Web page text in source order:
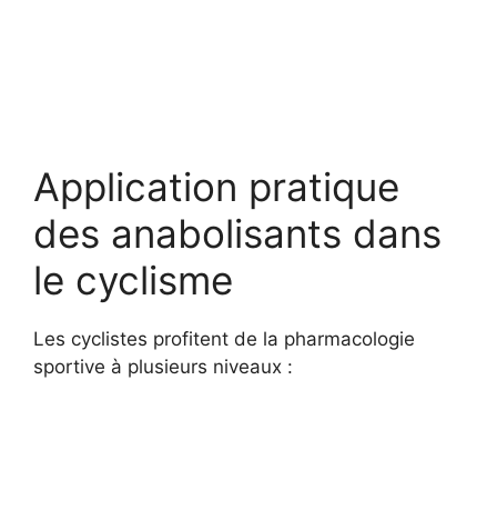
Application pratique
des anabolisants dans
le cyclisme
Les cyclistes profitent de la pharmacologie
sportive à plusieurs niveaux :